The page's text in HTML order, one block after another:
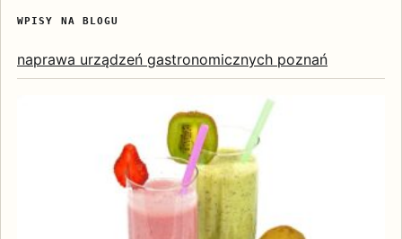
WPISY NA BLOGU
naprawa urządzeń gastronomicznych poznań